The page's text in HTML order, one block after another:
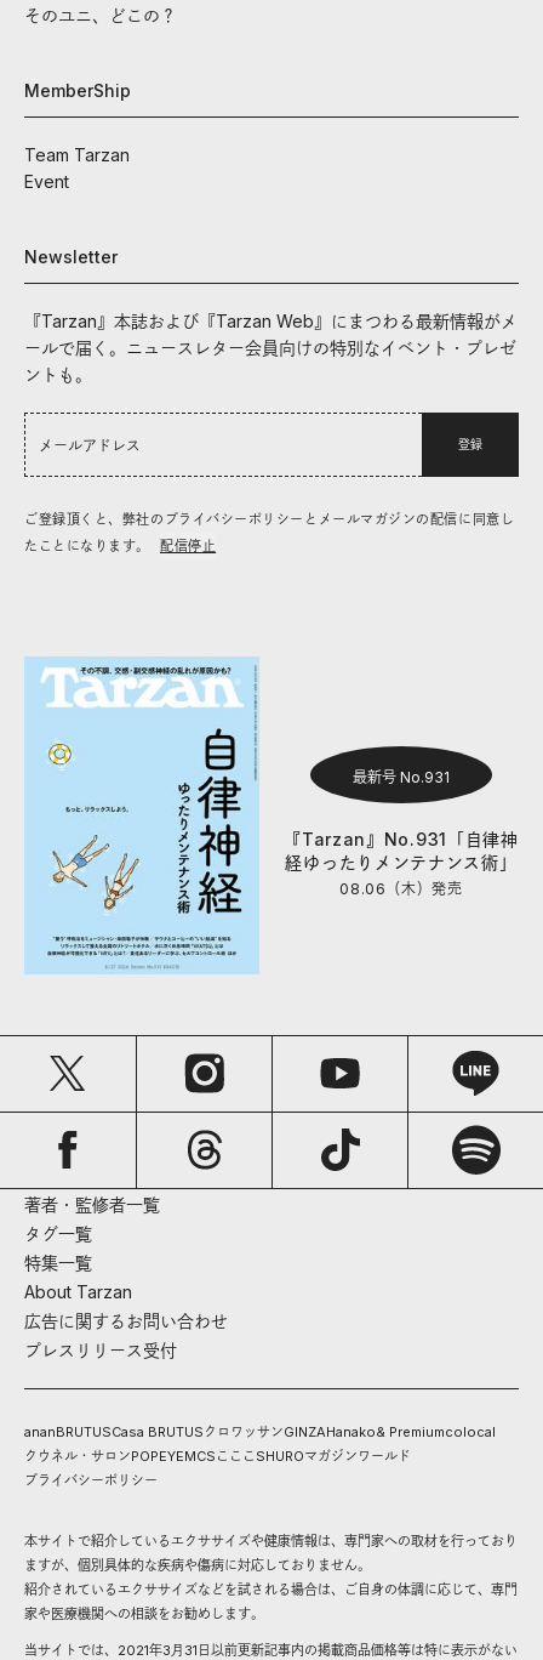
そのユニ、どこの？
MemberShip
Team Tarzan
Event
Newsletter
『Tarzan』本誌および『Tarzan Web』にまつわる最新情報がメ
ールで届く。ニュースレター会員向けの特別なイベント・プレゼ
ントも。
登録
ご登録頂くと、弊社のプライバシーポリシーとメールマガジンの配信に同意し
たことになります。
配信停止
最新号 No.931
『Tarzan』No.931「自律神
経ゆったりメンテナンス術」
08.06（木）発売
著者・監修者一覧
タグ一覧
特集一覧
About Tarzan
広告に関するお問い合わせ
プレスリリース受付
ananBRUTUSCasa BRUTUS クロワッサンGINZAHanako& Premiumcolocal
クウネル・サロンPOPEYEMCS こここ SHUROマガジンワールド
プライバシーポリシー
本サイトで紹介しているエクササイズや健康情報は、専門家への取材を行っており
ますが、個別具体的な疾病や傷病に対応しておりません。
紹介されているエクササイズなどを試される場合は、ご自身の体調に応じて、専門
家や医療機関への相談をお勧めします。
当サイトでは、2021年3月31日以前更新記事内の掲載商品価格等は特に表示がない